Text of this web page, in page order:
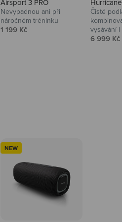
Airsport 3 PRO
Nevypadnou ani při
náročném tréninku
Prodejní cena
1 199 Kč
Čisté
vysávání
Prodejní
6 999 Kč
NEW